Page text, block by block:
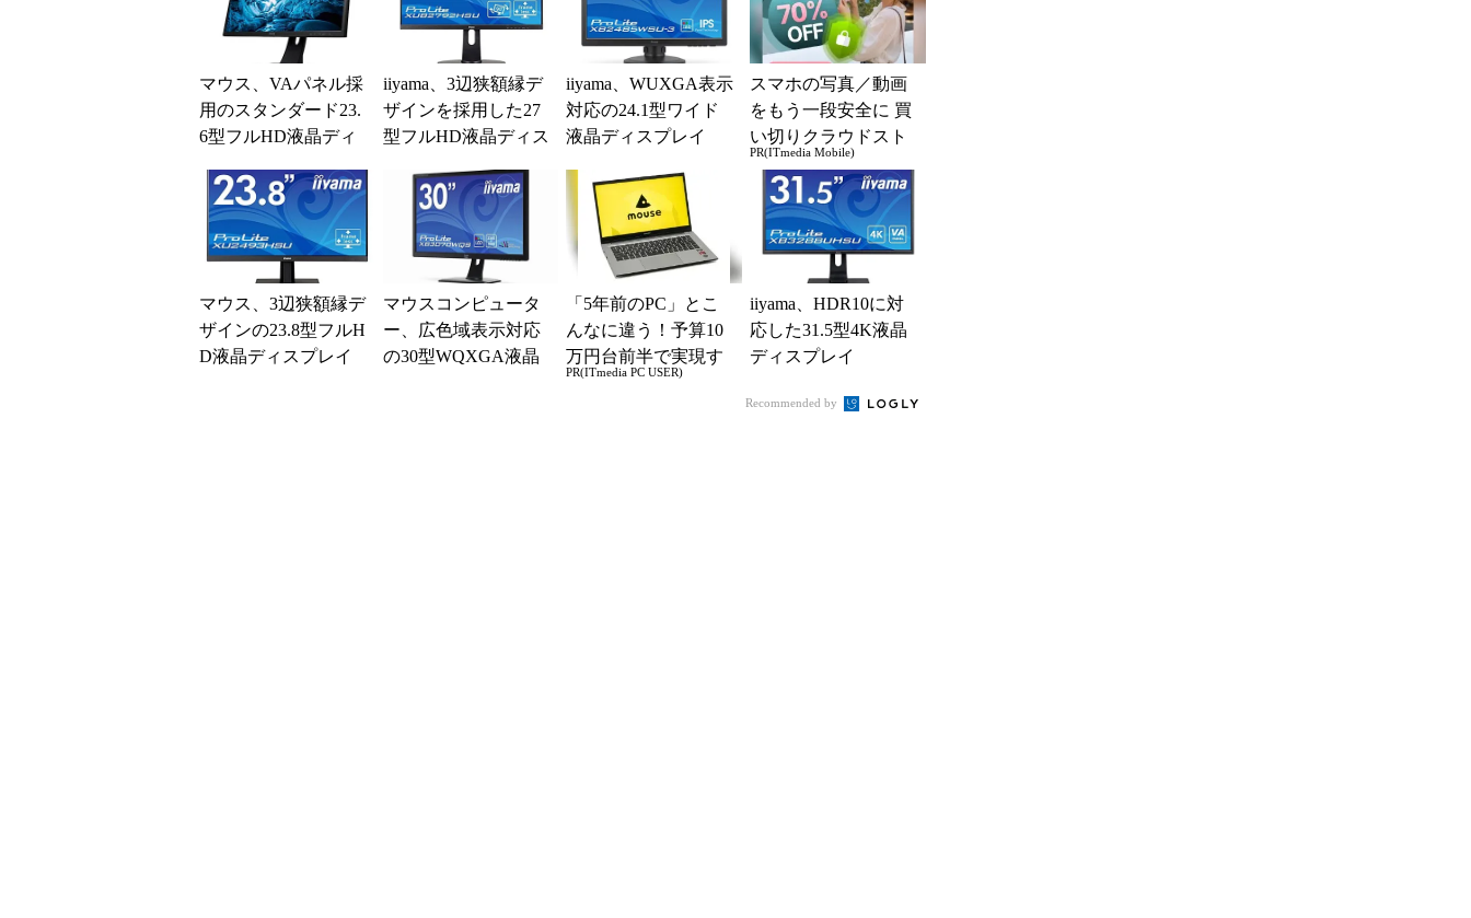
マウス、VAパネル採
用のスタンダード23.
6型フルHD液晶ディ
iiyama、3辺狭額縁デ
ザインを採用した27
型フルHD液晶ディス
iiyama、WUXGA表示
対応の24.1型ワイド
液晶ディスプレイ
スマホの写真／動画
をもう一段安全に 買
い切りクラウドスト
レージ
PR(ITmedia Mobile)
マウス、3辺狭額縁デ
ザインの23.8型フルH
D液晶ディスプレイ
マウスコンピュータ
ー、広色域表示対応
の30型WQXGA液晶
「5年前のPC」とこ
んなに違う！予算10
万円台前半で実現す
る快適PCライフ
PR(ITmedia PC USER)
iiyama、HDR10に対
応した31.5型4K液晶
ディスプレイ
Recommended by